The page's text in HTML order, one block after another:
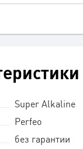
Super Alkaline
Perfeo
без гарантии